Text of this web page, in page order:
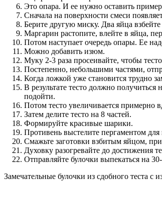
Это опара. И ее нужно оставить
Сначала на поверхности смеси
Берите другую миску. Два яйца
Маргарин растопите, влейте в яйца,
Потом наступает очередь опары. Ее
Можно добавить изюм.
Муку 2-3 раза просеивайте, чтобы
Постепенно, небольшими частями,
Когда ложкой уже становится трудно
В результате тесто должно
подойти.
Потом тесто увеличивается примерно
Затем делите тесто на 8 частей.
Формируйте красивые шарики.
Противень выстелите пергаментом
Смажьте заготовки взбитым яйцом,
Духовку разогревайте до достижения
Отправляйте булочки выпекаться на
Замечательные булочки из сдобного теста